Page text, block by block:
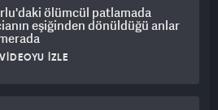
ölümcül patlamada
eşiğinden dönüldüğü anlar
VIDEOYU İZLE